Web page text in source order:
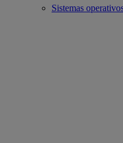
Sistemas